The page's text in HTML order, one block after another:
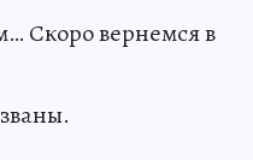
Скоро вернемся в